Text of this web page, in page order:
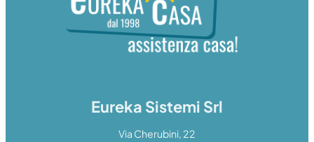
Eureka Sistemi Srl
Via Cherubini, 22